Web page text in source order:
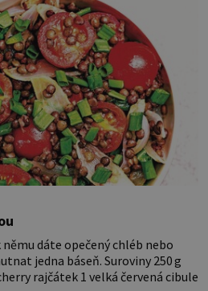
němu dáte opečený chléb nebo
báseň. Suroviny 250 g
rajčátek 1 velká červená cibule